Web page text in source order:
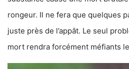
rongeur. Il ne fera que quelques
juste près de l’appât. Le seul
mort rendra forcément méfiants